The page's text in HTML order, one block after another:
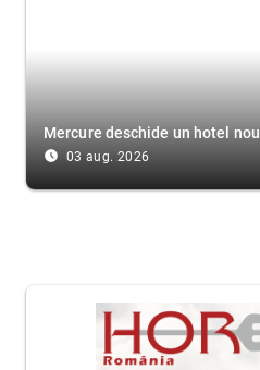
Mercure deschide un hotel nou
access_time_filled 03 aug. 2026